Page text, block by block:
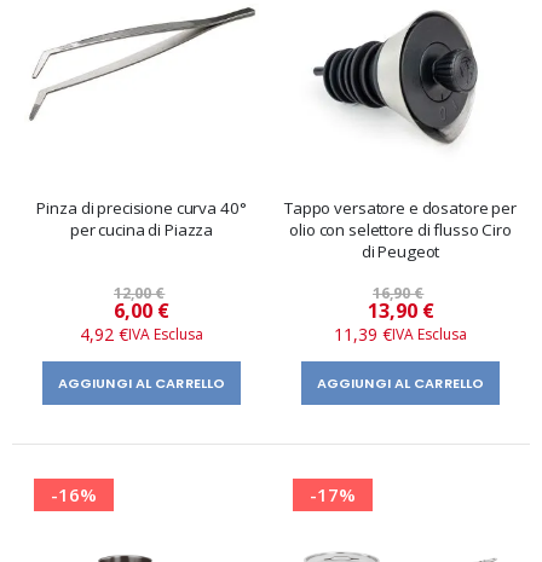
Pinza di precisione curva 40°
per cucina di Piazza
12,00 €
Prezzo
speciale
6,00 €
4,92 €
AGGIUNGI AL CARRELLO
Tappo versatore e dosatore per
olio con selettore di flusso Ciro
di Peugeot
16,90 €
Prezzo
speciale
13,90 €
11,39 €
AGGIUNGI AL CARRELLO
-16% -17%